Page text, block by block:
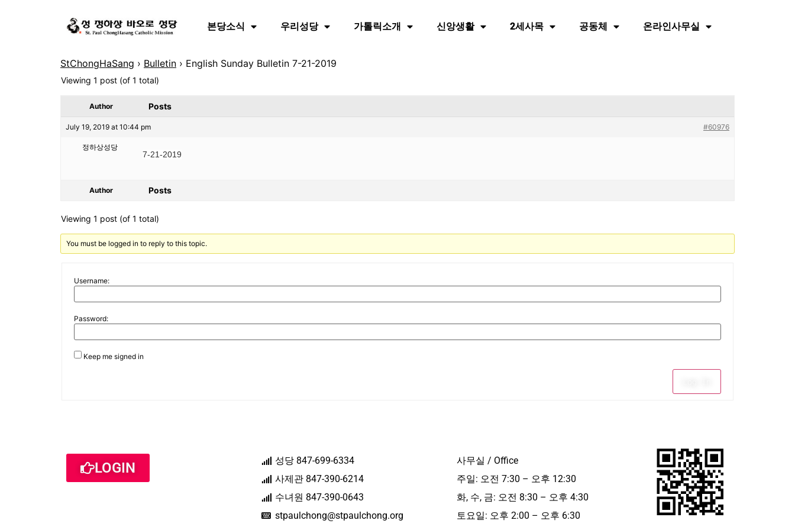
본당소식 우리성당 가톨릭소개 신앙생활 2세사목 공동체 온라인사무실
StChongHaSang › Bulletin › English Sunday Bulletin 7-21-2019
Viewing 1 post (of 1 total)
Author Posts
July 19, 2019 at 10:44 pm #60976
정하상성당
7-21-2019
Author Posts
Viewing 1 post (of 1 total)
You must be logged in to reply to this topic.
Username:
Password:
Keep me signed in
LOGIN
성당 847-699-6334
사제관 847-390-6214
수녀원 847-390-0643
stpaulchong@stpaulchong.org
사무실 / Office
주일: 오전 7:30 – 오후 12:30
화, 수, 금: 오전 8:30 – 오후 4:30
토요일: 오후 2:00 – 오후 6:30